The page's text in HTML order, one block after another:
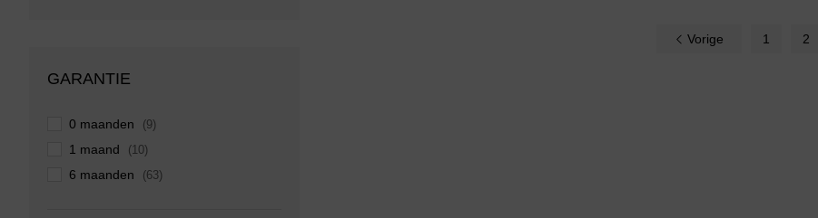
Vorige 1 2
GARANTIE
0 maanden (9)
1 maand (10)
6 maanden (63)